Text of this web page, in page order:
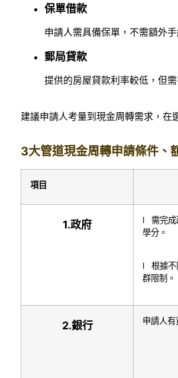
保單借款
申請人需具備保單，不需額外
郵局貸款
提供的房屋貸款利率較低，但
建議申請人考量到現金周轉需求，在
3大管道現金周轉申請條件、
項目
1.政府
l 需完成
學分。
l 根據不
群限制。
2.銀行 申請人有